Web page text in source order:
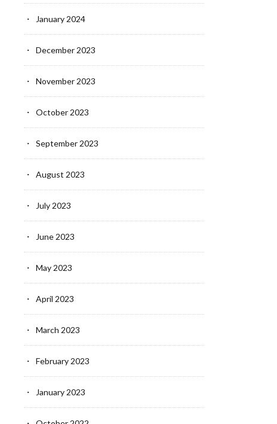
January 2024
December 2023
November 2023
October 2023
September 2023
August 2023
July 2023
June 2023
May 2023
April 2023
March 2023
February 2023
January 2023